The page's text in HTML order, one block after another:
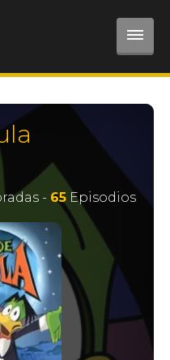
Sesión
- 65Episodios